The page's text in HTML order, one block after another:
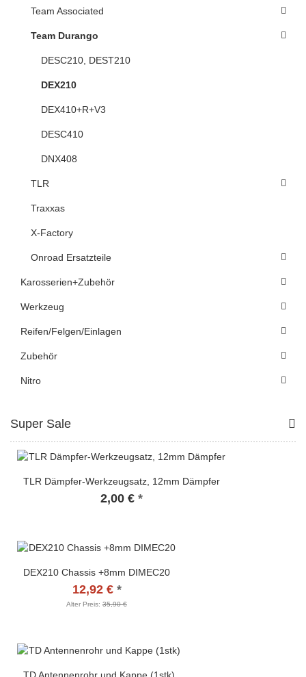
Team Associated
Team Durango
DESC210, DEST210
DEX210
DEX410+R+V3
DESC410
DNX408
TLR
Traxxas
X-Factory
Onroad Ersatzteile
Karosserien+Zubehör
Werkzeug
Reifen/Felgen/Einlagen
Zubehör
Nitro
Super Sale
TLR Dämpfer-Werkzeugsatz, 12mm Dämpfer
2,00 € *
DEX210 Chassis +8mm DIMEC20
12,92 € *
Alter Preis: 35,90 €